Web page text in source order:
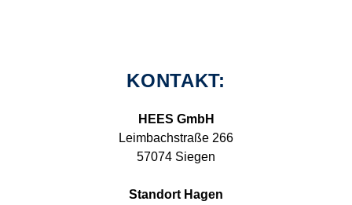
KONTAKT:
HEES GmbH
Leimbachstraße 266
57074 Siegen
Standort Hagen